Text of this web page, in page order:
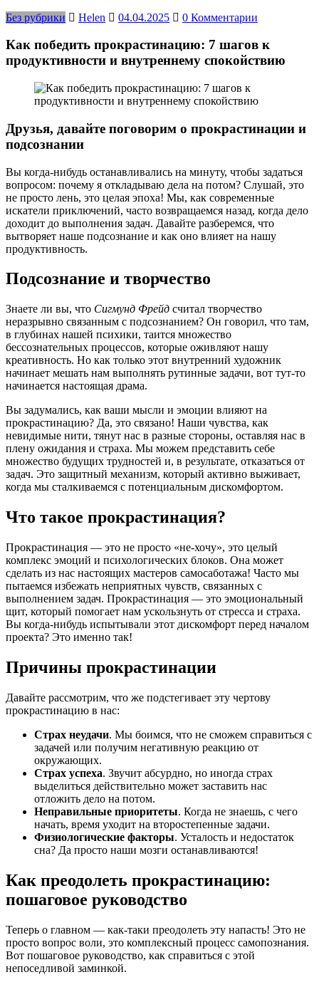
Без рубрики
Helen 04.04.2025 0 Комментарии
Как победить прокрастинацию: 7 шагов к
продуктивности и внутреннему спокойствию
Друзья, давайте поговорим о прокрастинации и
подсознании
Вы когда-нибудь останавливались на минуту, чтобы задаться
вопросом: почему я откладываю дела на потом? Слушай, это
не просто лень, это целая эпоха! Мы, как современные
искатели приключений, часто возвращаемся назад, когда дело
доходит до выполнения задач. Давайте разберемся, что
вытворяет наше подсознание и как оно влияет на нашу
продуктивность.
Подсознание и творчество
Знаете ли вы, что Сигмунд Фрейд считал творчество
неразрывно связанным с подсознанием? Он говорил, что там,
в глубинах нашей психики, таится множество
бессознательных процессов, которые оживляют нашу
креативность. Но как только этот внутренний художник
начинает мешать нам выполнять рутинные задачи, вот тут-то
начинается настоящая драма.
Вы задумались, как ваши мысли и эмоции влияют на
прокрастинацию? Да, это связано! Наши чувства, как
невидимые нити, тянут нас в разные стороны, оставляя нас в
плену ожидания и страха. Мы можем представить себе
множество будущих трудностей и, в результате, отказаться от
задач. Это защитный механизм, который активно выживает,
когда мы сталкиваемся с потенциальным дискомфортом.
Что такое прокрастинация?
Прокрастинация — это не просто «не-хочу», это целый
комплекс эмоций и психологических блоков. Она может
сделать из нас настоящих мастеров самосаботажа! Часто мы
пытаемся избежать неприятных чувств, связанных с
выполнением задач. Прокрастинация — это эмоциональный
щит, который помогает нам ускользнуть от стресса и страха.
Вы когда-нибудь испытывали этот дискомфорт перед началом
проекта? Это именно так!
Причины прокрастинации
Давайте рассмотрим, что же подстегивает эту чертову
прокрастинацию в нас:
Страх неудачи. Мы боимся, что не сможем справиться с
задачей или получим негативную реакцию от
окружающих.
Страх успеха. Звучит абсурдно, но иногда страх
выделиться действительно может заставить нас
отложить дело на потом.
Неправильные приоритеты. Когда не знаешь, с чего
начать, время уходит на второстепенные задачи.
Физиологические факторы. Усталость и недостаток
сна? Да просто наши мозги останавливаются!
Как преодолеть прокрастинацию:
пошаговое руководство
Теперь о главном — как-таки преодолеть эту напасть! Это не
просто вопрос воли, это комплексный процесс самопознания.
Вот пошаговое руководство, как справиться с этой
непоседливой заминкой.